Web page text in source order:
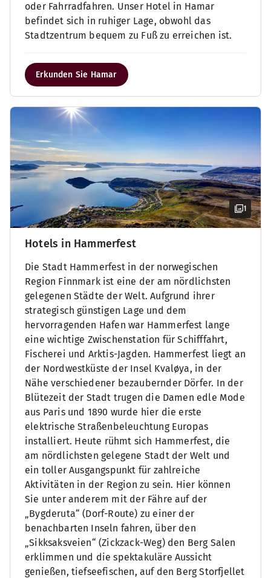
oder Fahrradfahren. Unser Hotel in Hamar
befindet sich in ruhiger Lage, obwohl das
Stadtzentrum bequem zu Fuß zu erreichen ist.
Erkunden Sie Hamar
1
Hotels in Hammerfest
Die Stadt Hammerfest in der norwegischen
Region Finnmark ist eine der am nördlichsten
gelegenen Städte der Welt. Aufgrund ihrer
strategisch günstigen Lage und dem
hervorragenden Hafen war Hammerfest lange
eine wichtige Zwischenstation für Schifffahrt,
Fischerei und Arktis-Jagden. Hammerfest liegt an
der Nordwestküste der Insel Kvaløya, in der
Nähe verschiedener bezaubernder Dörfer. In der
Blütezeit der Stadt trugen die Damen edle Mode
aus Paris und 1890 wurde hier die erste
elektrische Straßenbeleuchtung Europas
installiert. Heute rühmt sich Hammerfest, die
am nördlichsten gelegene Stadt der Welt und
ein toller Ausgangspunkt für zahlreiche
Aktivitäten in der Region zu sein. Hier können
Sie unter anderem mit der Fähre auf der
„Bygderuta“ (Dorf-Route) zu einer der
benachbarten Inseln fahren, über den
„Sikksaksveien“ (Zickzack-Weg) den Berg Salen
erklimmen und die spektakuläre Aussicht
genießen, tiefseefischen, auf den Berg Storfjellet